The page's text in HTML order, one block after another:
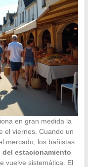
en gran medida la
el viernes. Cuando un
mercado, los bañistas
del estacionamiento
vuelve sistemática. El